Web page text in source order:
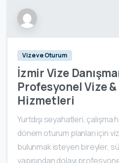
Vize ve Oturum
İzmir Vize
Profesyonel Vize
Hizmetleri
Yurtdışı seyahatleri, çalışma
dönem oturum planları için
bulunmak isteyen bireyler,
yapısından dolayı